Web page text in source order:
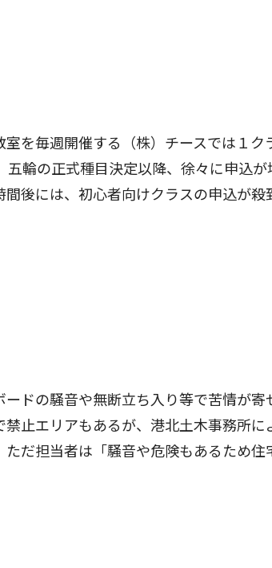
を毎週開催する（株）チースでは１ク
五輪の正式種目決定以降、徐々に申込
後には、初心者向けクラスの申込が殺
ドの騒音や無断立ち入り等で苦情が寄
止エリアもあるが、港北土木事務所
だ担当者は「騒音や危険もあるため